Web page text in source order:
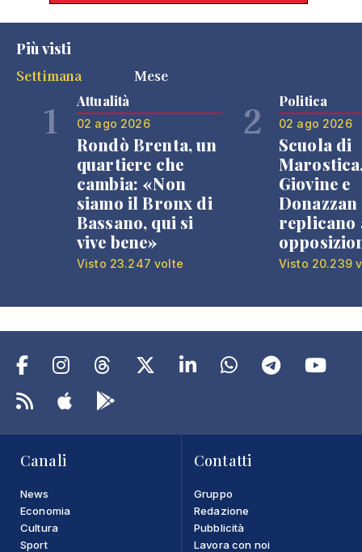
Più visti
Settimana
Mese
1 Attualità
02 ago 2026
Rondò Brenta, un
quartiere che
cambia: «Non
siamo il Bronx di
Bassano, qui si
vive bene»
Visto 23.247 volte
2 Politica
02 ago 2026
Scuola di
Giovine e
Donazzan
replicano
Visto 20.239
Canali
News
Economia
Cultura
Sport
Contatti
Gruppo
Redazione
Pubblicità
Lavora con noi